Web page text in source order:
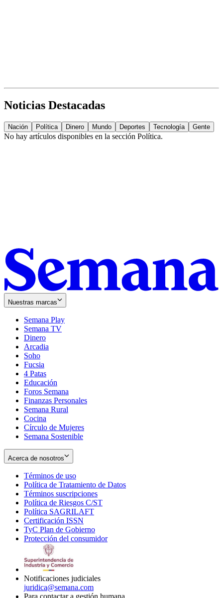
Noticias Destacadas
Nación Política Dinero Mundo Deportes Tecnología Gente
No hay artículos disponibles en la sección Política.
Nuestras marcas
Semana Play
Semana TV
Dinero
Arcadia
Soho
in
new
window
Fucsia
in
new
window
4 Patas
Educación
Foros Semana
Finanzas Personales
Semana Rural
Cocina
Círculo de Mujeres
Semana Sostenible
Acerca de nosotros
Términos de uso
in
new
window
Política de Tratamiento de Datos
Términos suscripciones
in
Política de Riesgos C/ST
Política SAGRILAFT
new
window
Certificación ISSN
in
new
TyC Plan de Gobierno
in
Protección del consumidorOpens
Notificaciones judiciales
juridica@semana.com
Para contactar a gestión humana